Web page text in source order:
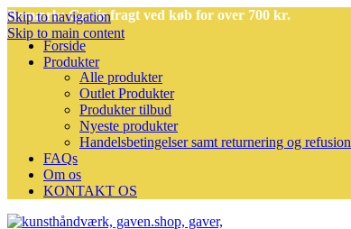
Skip to navigation
Skip to main content
Bemærk: Gratis fragt ved køb for over 700 kr.
Forside
Produkter
Alle produkter
Outlet Produkter
Produkter tilbud
Nyeste produkter
Handelsbetingelser samt returnering og refusion
FAQs
Om os
KONTAKT OS